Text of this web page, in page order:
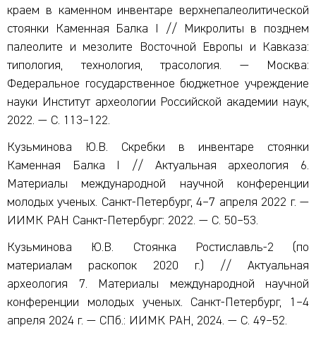
краем в каменном инвентаре верхнепалеолитической
стоянки Каменная Балка I // Микролиты в позднем
палеолите и мезолите Восточной Европы и Кавказа:
типология, технология, трасология. — Москва:
Федеральное государственное бюджетное учреждение
науки Институт археологии Российской академии наук,
2022. — С. 113–122.
Кузьминова Ю.В. Скребки в инвентаре стоянки
Каменная Балка I // Актуальная археология 6.
Материалы международной научной конференции
молодых ученых. Санкт-Петербург, 4–7 апреля 2022 г. —
ИИМК РАН Санкт-Петербург: 2022. — С. 50–53.
Кузьминова Ю.В. Стоянка Ростиславль-2 (по
материалам раскопок 2020 г.) // Актуальная
археология 7. Материалы международной научной
конференции молодых ученых. Санкт-Петербург, 1–4
апреля 2024 г. — СПб.: ИИМК РАН, 2024. — С. 49–52.